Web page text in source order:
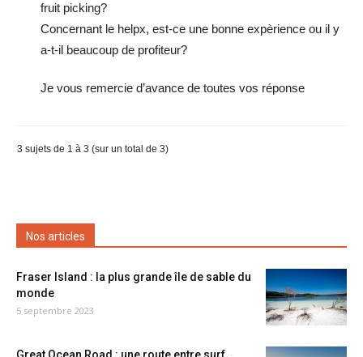
fruit picking?
Concernant le helpx, est-ce une bonne expèrience ou il y
a-t-il beaucoup de profiteur?
Je vous remercie d’avance de toutes vos réponse
3 sujets de 1 à 3 (sur un total de 3)
Nos articles
Fraser Island : la plus grande île de sable du
monde
5 septembre 2023